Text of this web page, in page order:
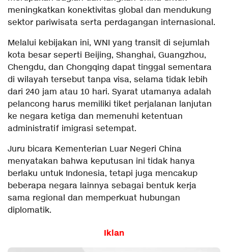
meningkatkan konektivitas global dan mendukung
sektor pariwisata serta perdagangan internasional.
Melalui kebijakan ini, WNI yang transit di sejumlah
kota besar seperti Beijing, Shanghai, Guangzhou,
Chengdu, dan Chongqing dapat tinggal sementara
di wilayah tersebut tanpa visa, selama tidak lebih
dari 240 jam atau 10 hari. Syarat utamanya adalah
pelancong harus memiliki tiket perjalanan lanjutan
ke negara ketiga dan memenuhi ketentuan
administratif imigrasi setempat.
Juru bicara Kementerian Luar Negeri China
menyatakan bahwa keputusan ini tidak hanya
berlaku untuk Indonesia, tetapi juga mencakup
beberapa negara lainnya sebagai bentuk kerja
sama regional dan memperkuat hubungan
diplomatik.
Iklan